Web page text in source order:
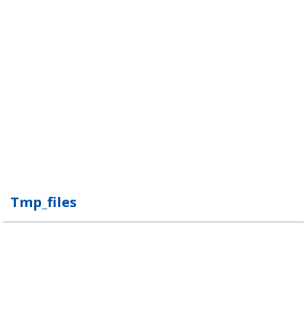
Tmp_files